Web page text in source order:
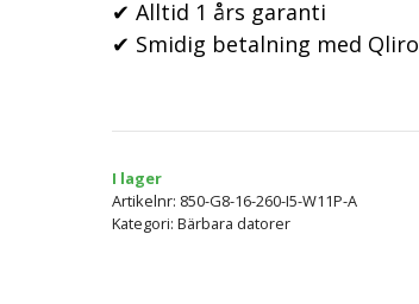
✔ Alltid 1 års garanti
✔ Smidig betalning med Qliro
I lager
Artikelnr: 850-G8-16-260-I5-W11P-A
Kategori:Bärbara datorer